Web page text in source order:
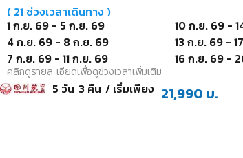
( 21ช่วงเวลาเดินทาง )
1 ก.ย. 69 - 5 ก.ย. 69
4 ก.ย. 69 - 8 ก.ย. 69
7 ก.ย. 69 -11 ก.ย. 69
10 ก.ย. 69 -
13 ก.ย. 69 -
16 ก.ย. 69 -
คลิกดูรายละเอียดเพื่อดูช่วงเวลาเพิ่มเติม
5 วัน 3คืน / เริ่มเพียง 21,990 บ.